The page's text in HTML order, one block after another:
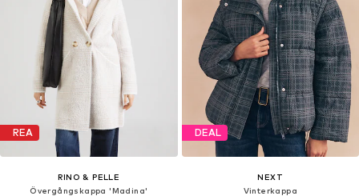
REA
RINO & PELLE
Övergångskappa 'Madina'
DEAL
NEXT
Vinterkappa